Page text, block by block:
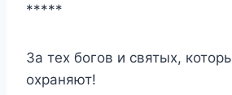
*****
За тех богов и святых,
охраняют!